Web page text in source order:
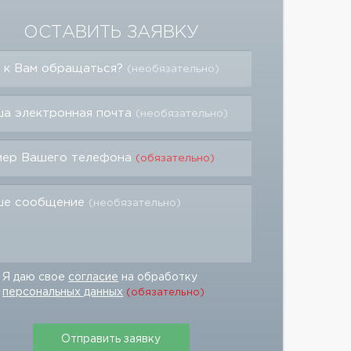
ОСТАВИТЬ ЗАЯВКУ
к Вам обращаться? (необязательно)
электронная почта (необязательно)
Вашего телефона (обязательно)
сообщение (необязательно)
Я даю свое согласие на обработку
персональных данных (обязательно)